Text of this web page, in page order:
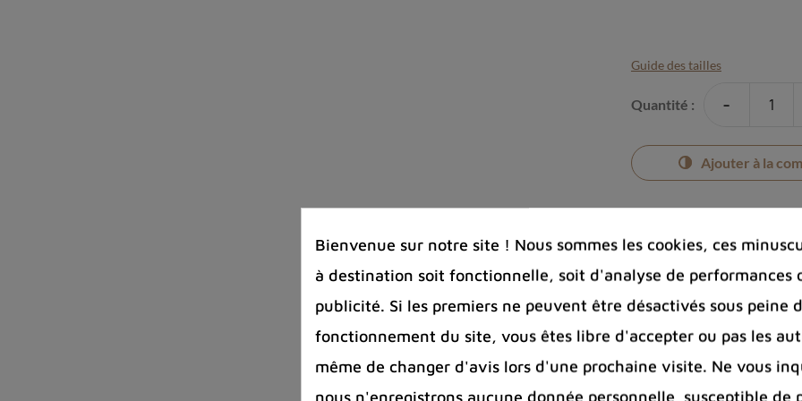
Guide des tailles
Quantité : -
Ajouter à la
Photos
Port offert
100 € pour
Entreprise
Bijoux
Bienvenue sur notre site ! Nous sommes les cookies, ces
à destination soit fonctionnelle, soit d'analyse de performances
publicité. Si les premiers ne peuvent être désactivés sous peine
fonctionnement du site, vous êtes libre d'accepter ou pas les
même de changer d'avis lors d'une prochaine visite. Ne vous
nous n'enregistrons aucune donnée personnelle susceptible de